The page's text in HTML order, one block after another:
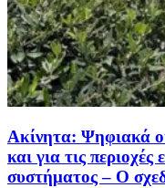
Ακίνητα: Ψηφιακά
και για τις περιοχές
συστήματος – Ο